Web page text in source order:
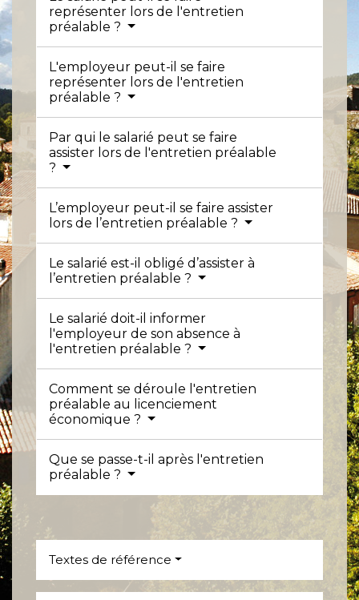
représenter lors de l'entretien
préalable ?
L'employeur peut-il se faire
représenter lors de l'entretien
préalable ?
Par qui le salarié peut se faire
assister lors de l'entretien préalable
?
L’employeur peut-il se faire assister
lors de l’entretien préalable ?
Le salarié est-il obligé d’assister à
l’entretien préalable ?
Le salarié doit-il informer
l'employeur de son absence à
l'entretien préalable ?
Comment se déroule l'entretien
préalable au licenciement
économique ?
Que se passe-t-il après l'entretien
préalable ?
Textes de référence